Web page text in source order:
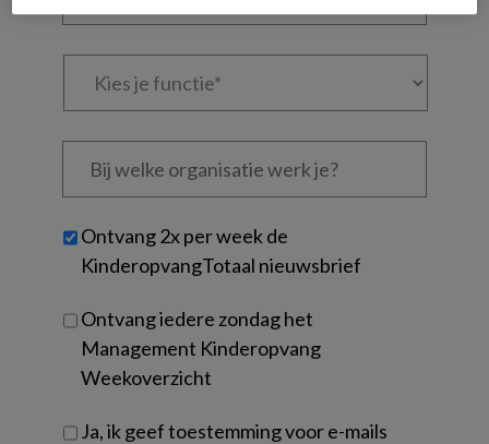
wachtwoord* *
Kies
Bij
welke
je?
Untitled
Ontvang 2x per week de
KinderopvangTotaal nieuwsbrief
Ontvang iedere zondag het
Management Kinderopvang
Weekoverzicht
Ja, ik geef toestemming voor e-mails